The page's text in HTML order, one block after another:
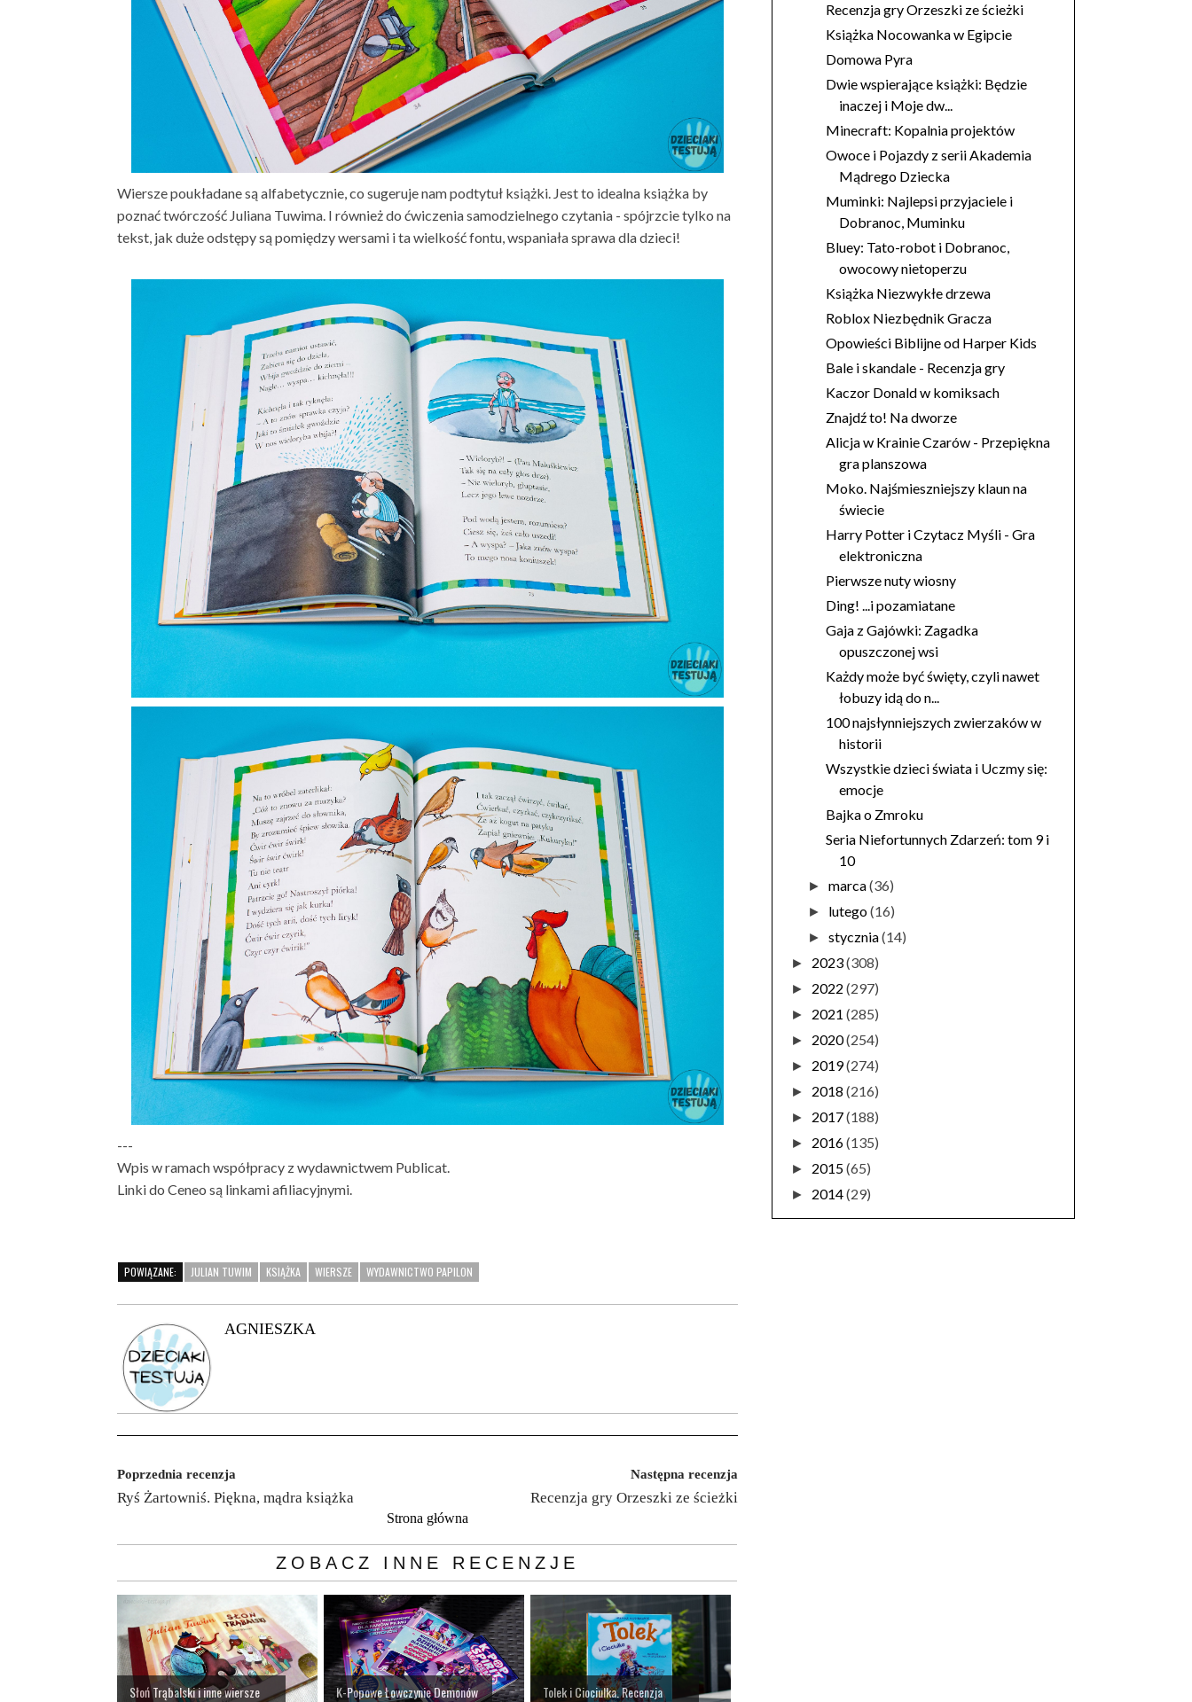
Wiersze poukładane są alfabetycznie, co sugeruje nam podtytuł książki. Jest to idealna książka by
poznać twórczość Juliana Tuwima. I również do ćwiczenia samodzielnego czytania - spójrzcie tylko na
tekst, jak duże odstępy są pomiędzy wersami i ta wielkość fontu, wspaniała sprawa dla dzieci!
---
Wpis w ramach współpracy z wydawnictwem Publicat.
Linki do Ceneo są linkami afiliacyjnymi.
POWIĄZANE: JULIAN TUWIM KSIĄŻKA WIERSZE WYDAWNICTWO PAPILON
AGNIESZKA
Poprzednia recenzja
Ryś Żartowniś. Piękna, mądra książka
Następna recenzja
Recenzja gry Orzeszki ze ścieżki
Strona główna
ZOBACZ INNE RECENZJE
Słoń Trąbalski i inne wiersze
K-Popowe Łowczynie Demonów
Tolek i Ciociulka. Recenzja
Recenzja gry Orzeszki ze ścieżki
Książka Nocowanka w Egipcie
Domowa Pyra
Dwie wspierające książki: Będzie
inaczej i Moje dw...
Minecraft: Kopalnia projektów
Owoce i Pojazdy z serii Akademia
Mądrego Dziecka
Muminki: Najlepsi przyjaciele i
Dobranoc, Muminku
Bluey: Tato-robot i Dobranoc,
owocowy nietoperzu
Książka Niezwykłe drzewa
Roblox Niezbędnik Gracza
Opowieści Biblijne od Harper Kids
Bale i skandale - Recenzja gry
Kaczor Donald w komiksach
Znajdź to! Na dworze
Alicja w Krainie Czarów - Przepiękna
gra planszowa
Moko. Najśmieszniejszy klaun na
świecie
Harry Potter i Czytacz Myśli - Gra
elektroniczna
Pierwsze nuty wiosny
Ding! ...i pozamiatane
Gaja z Gajówki: Zagadka
opuszczonej wsi
Każdy może być święty, czyli nawet
łobuzy idą do n...
100 najsłynniejszych zwierzaków w
historii
Wszystkie dzieci świata i Uczmy się:
emocje
Bajka o Zmroku
Seria Niefortunnych Zdarzeń: tom 9 i
10
►marca(36)
► lutego(16)
►stycznia(14)
► 2023(308)
► 2022 (297)
► 2021 (285)
► 2020(254)
► 2019(274)
► 2018 (216)
► 2017(188)
► 2016(135)
► 2015(65)
► 2014(29)